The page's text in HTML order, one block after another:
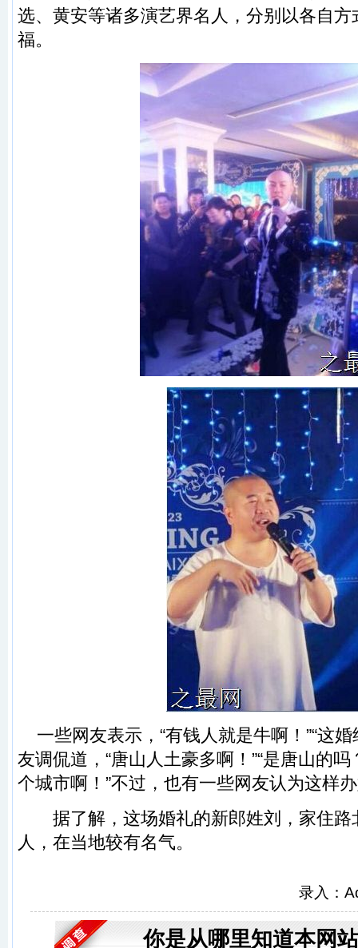
选、黄安等诸多演艺界名人，分别以各自
福。
一些网友表示，“有钱人就是牛啊！”“这
友调侃道，“唐山人土豪多啊！”“是唐山的
个城市啊！”不过，也有一些网友认为这样
据了解，这场婚礼的新郎姓刘，家住路
人，在当地较有名气。
录入：
你是从哪里知道本网